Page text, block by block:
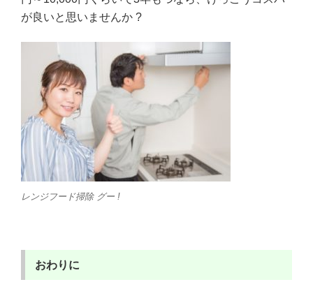
が良いと思いませんか ?
レンジフード掃除 グー !
おわりに